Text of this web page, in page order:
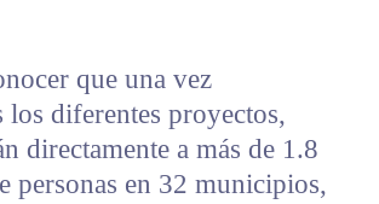
que una vez
los diferentes proyectos,
directamente a más de 1.8
personas en 32 municipios,